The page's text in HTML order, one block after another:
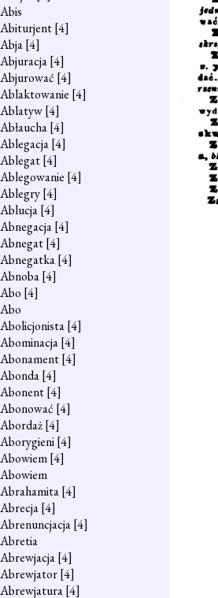
Abis
Abiturjent[4]
Abja[4]
Abjuracja[4]
Abjurować [4]
Ablaktowanie [4]
Ablatyw[4]
Abłaucha[4]
Ablegacja[4]
Ablegat[4]
Ablegowanie [4]
Ablegry[4]
Ablucja[4]
Abnegacja[4]
Abnegat[4]
Abnegatka[4]
Abnoba[4]
Abo [4]
Abo
Abolicjonista[4]
Abominacja[4]
Abonament[4]
Abonda[4]
Abonent[4]
Abonować [4]
Abordaż[4]
Aborygieni[4]
Abowiem[4]
Abowiem
Abrahamita[4]
Abrecja[4]
Abrenuncjacja[4]
Abretia
Abrewjacja[4]
Abrewjator[4]
Abrewjatura[4]